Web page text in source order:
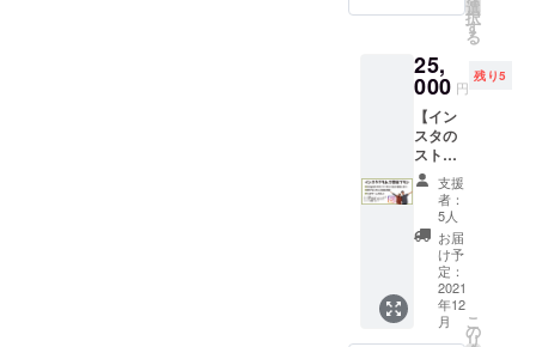
（①GA
ロゴス
テッ
カー
②旅
キャン
アイコ
ンイラ
ストス
テッ
カー
③クラ
ウド
ファン
ディン
グオリ
ジナル
大歓迎
オープ
ンは割
引価格
で販売
する商
品もご
ざいま
す） ※
プレ
オープ
ンは混
雑を避
けるた
め、ま
た皆様
コー
ヒーな
ら心を
込めて
お入れ
するの
で、ご
指名く
ださ
い！笑
※初回ご
来店時
にメー
ル画面
をご提
す！ オ
リジナ
ルス
テッ
カー、
お礼の
メー
ル、ア
メリカ
から輸
入した
ヴィン
テージ
のドリ
ンク
種類、
と一緒
に作り
上げま
しょ
う！ 味
の好み
はもち
ろん、
冬の
キャン
プ場で
温まる
カクテ
ル、好
きなフ
選
択
す
る
25,
000 円
残り5
【イン
スタの
ストー
リーズ
でなん
でも全
力宣伝
プラ
ン】 ★
旅キャ
ンのイ
ンスタ
支援
者：
5人
お届
け予
定：
2021
年12
月
こ
の
リ